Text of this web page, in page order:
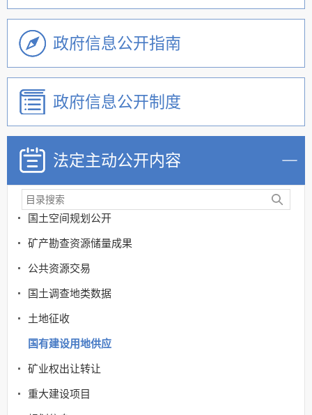
政府信息公开指南
政府信息公开制度
法定主动公开内容
机关简介
重大行政决策预公开
政策解读咨询
行政权力运行
财政信息
国土空间规划公开
矿产勘查资源储量成果
公共资源交易
国土调查地类数据
土地征收
国有建设用地供应
矿业权出让转让
重大建设项目